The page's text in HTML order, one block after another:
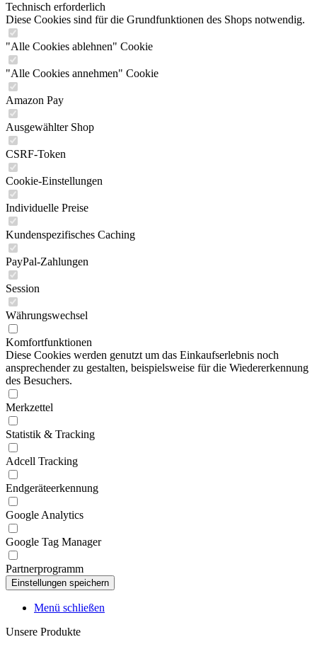
Technisch erforderlich
Diese Cookies sind für die Grundfunktionen des Shops notwendig.
"Alle Cookies ablehnen" Cookie
"Alle Cookies annehmen" Cookie
Amazon Pay
Ausgewählter Shop
CSRF-Token
Cookie-Einstellungen
Individuelle Preise
Kundenspezifisches Caching
PayPal-Zahlungen
Session
Währungswechsel
Komfortfunktionen
Diese Cookies werden genutzt um das Einkaufserlebnis noch
ansprechender zu gestalten, beispielsweise für die Wiedererkennung
des Besuchers.
Merkzettel
Statistik & Tracking
Adcell Tracking
Endgeräteerkennung
Google Analytics
Google Tag Manager
Partnerprogramm
Menü schließen
Unsere Produkte